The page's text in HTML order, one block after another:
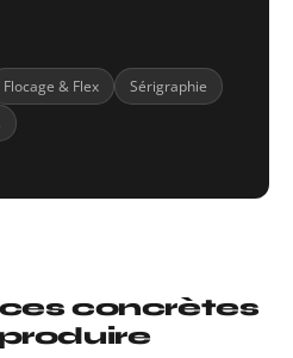
Flocage & Flex
Sérigraphie
concrètes